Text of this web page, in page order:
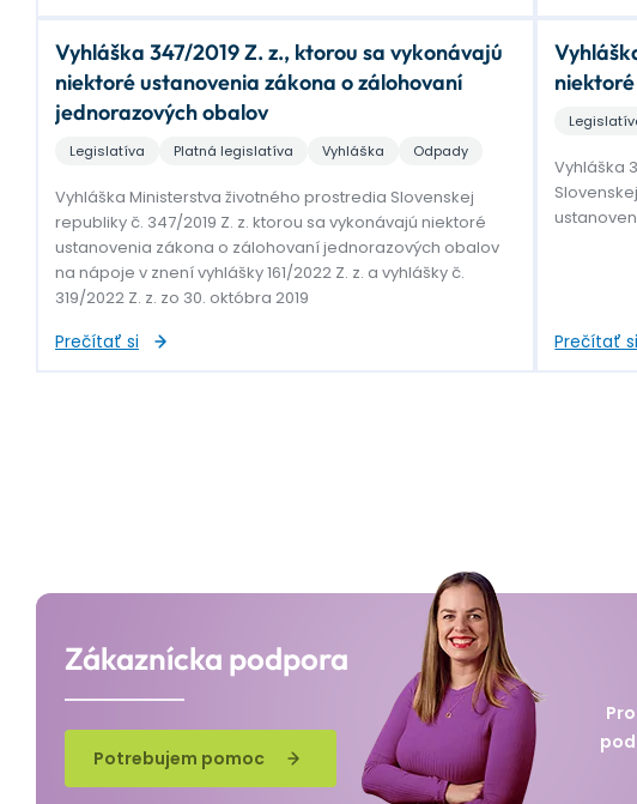
Vyhláška 347/2019 Z. z., ktorou sa vykonávajú
niektoré ustanovenia zákona o zálohovaní
jednorazových obalov
Legislatíva Platná legislatíva Vyhláška Odpady
Vyhláška Ministerstva životného prostredia Slovenskej
republiky č. 347/2019 Z. z. ktorou sa vykonávajú niektoré
ustanovenia zákona o zálohovaní jednorazových obalov
na nápoje v znení vyhlášky 161/2022 Z. z. a vyhlášky č.
319/2022 Z. z. zo 30. októbra 2019
Prečítať si
Vyhláška
Prečítať si
Zákaznícka podpora
Potrebujem pomoc